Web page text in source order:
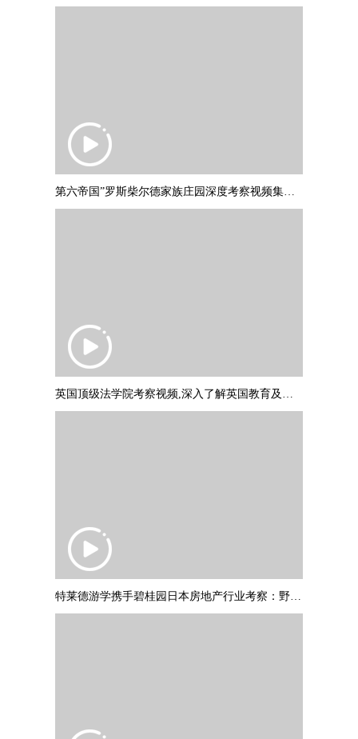
第六帝国”罗斯柴尔德家族庄园深度考察视频集锦，并与罗斯柴尔德爵士
英国顶级法学院考察视频,深入了解英国教育及文化
特莱德游学携手碧桂园日本房地产行业考察：野村不动产调研参访